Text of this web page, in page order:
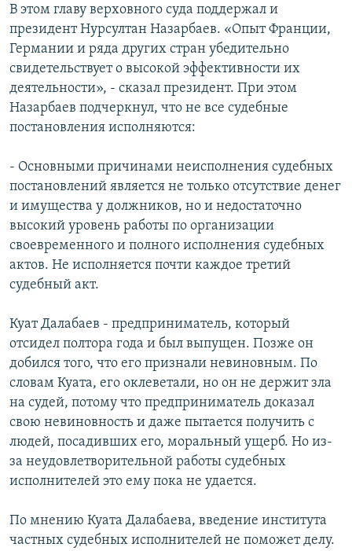
В этом главу верховного суда поддержал и
президент Нурсултан Назарбаев. «Опыт Франции,
Германии и ряда других стран убедительно
свидетельствует о высокой эффективности их
деятельности», - сказал президент. При этом
Назарбаев подчеркнул, что не все судебные
постановления исполняются:
- Основными причинами неисполнения судебных
постановлений является не только отсутствие денег
и имущества у должников, но и недостаточно
высокий уровень работы по организации
своевременного и полного исполнения судебных
актов. Не исполняется почти каждое третий
судебный акт.
Куат Далабаев - предприниматель, который
отсидел полтора года и был выпущен. Позже он
добился того, что его признали невиновным. По
словам Куата, его оклеветали, но он не держит зла
на судей, потому что предприниматель доказал
свою невиновность и даже пытается получить с
людей, посадивших его, моральный ущерб. Но из-
за неудовлетворительной работы судебных
исполнителей это ему пока не удается.
По мнению Куата Далабаева, введение института
частных судебных исполнителей не поможет делу.